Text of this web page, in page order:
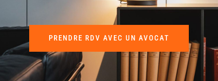
PRENDRE RDV AVEC UN AVOCAT